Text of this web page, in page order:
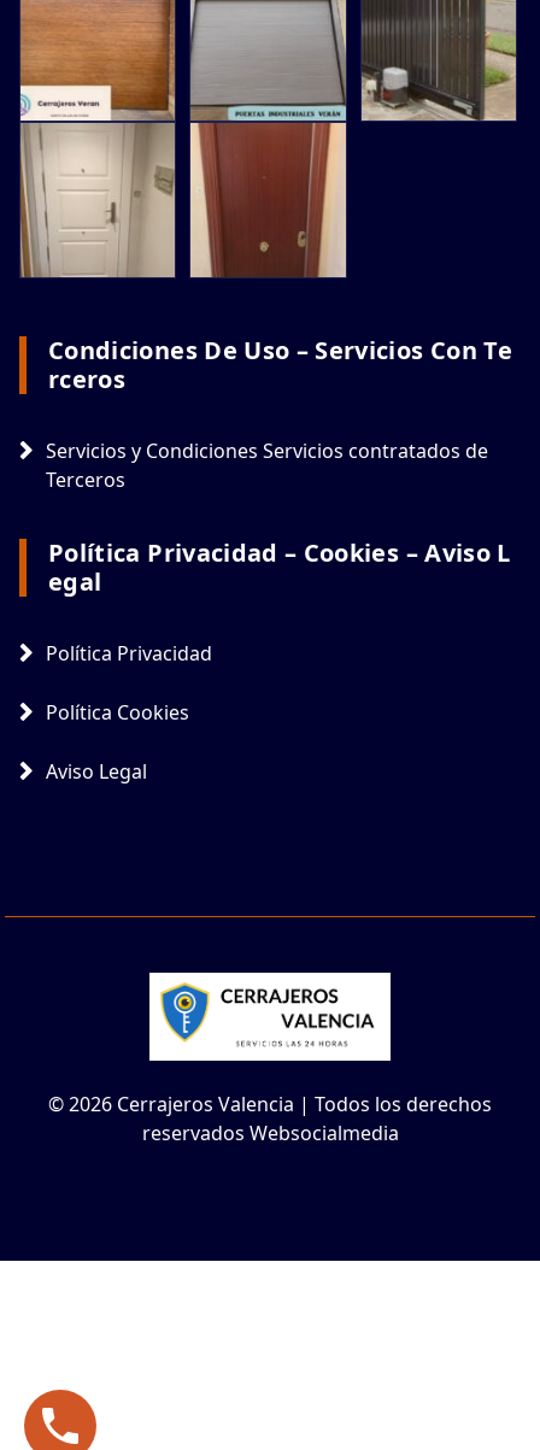
Condiciones De Uso – Servicios Con Te
Rceros
Servicios y Condiciones Servicios contratados de
Terceros
Política Privacidad – Cookies – Aviso L
Egal
Política Privacidad
Política Cookies
Aviso Legal
© 2026 Cerrajeros Valencia | Todos los derechos
reservados Websocialmedia